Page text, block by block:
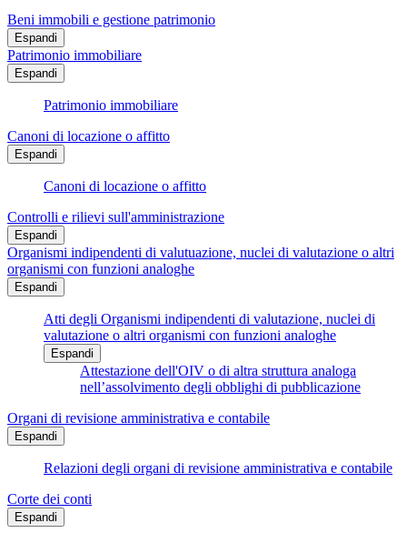
Beni immobili e gestione patrimonio
Espandi
Patrimonio immobiliare
Espandi
Patrimonio immobiliare
Canoni di locazione o affitto
Espandi
Canoni di locazione o affitto
Controlli e rilievi sull'amministrazione
Espandi
Organismi indipendenti di valutuazione, nuclei di valutazione o altri
organismi con funzioni analoghe
Espandi
Atti degli Organismi indipendenti di valutazione, nuclei di
valutazione o altri organismi con funzioni analoghe
Espandi
Attestazione dell'OIV o di altra struttura analoga
nell’assolvimento degli obblighi di pubblicazione
Organi di revisione amministrativa e contabile
Espandi
Relazioni degli organi di revisione amministrativa e contabile
Corte dei conti
Espandi